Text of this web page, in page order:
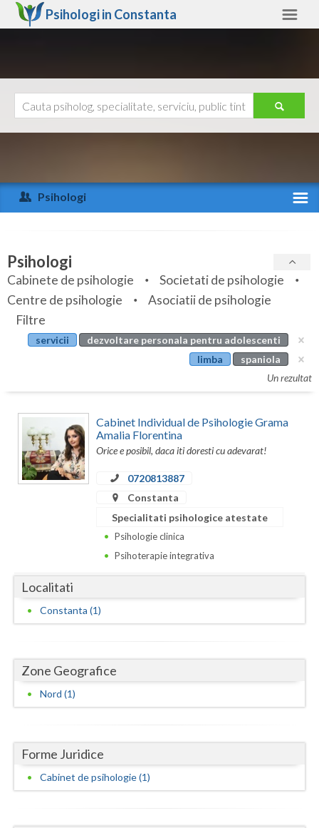
Psihologi in Constanta
Arad
Arges
Bihor
Bistrita-Nasaud
Botosani
Bucuresti
Buzau
Calarasi
Covasna
Dambovita
Galati
Giurgiu
Harghita
Hunedoara
Ajutor
Psihologi
Specialitati
Servicii
Articole
Evenimente
Psihologi
Cabinete de psihologie
Societati de psihologie
Centre de psihologie
Asociatii de psihologie
Filtre
servicii
dezvoltare personala pentru adolescenti
limba
spaniola
Un rezultat
Cabinet Individual de Psihologie Grama
Amalia Florentina
Orice e posibil, daca iti doresti cu adevarat!
0720813887
Constanta
Specialitati psihologice atestate
Psihologie clinica
Psihoterapie integrativa
Localitati
Constanta (1)
Zone Geografice
Nord (1)
Forme Juridice
Cabinet de psihologie (1)